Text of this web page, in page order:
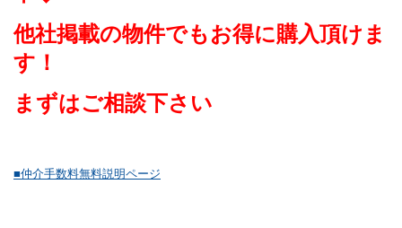
他社掲載の物件でもお得に購入頂けま
す！
まずはご相談下さい
■仲介手数料無料説明ページ